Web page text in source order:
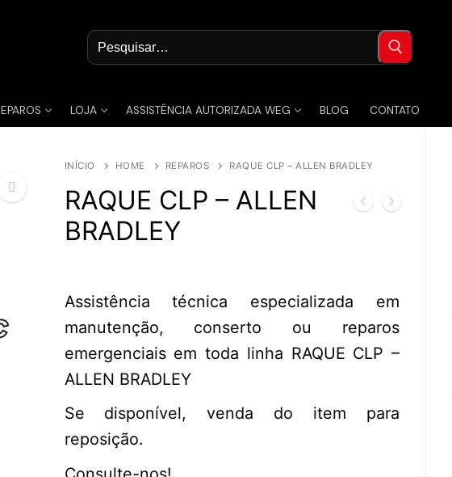
Pesquisar
por:
LOJA ASSISTÊNCIA AUTORIZADA WEG BLOG CONTATO
INÍCIO HOME REPAROS RAQUE CLP – ALLEN BRADLEY
RAQUE CLP – ALLEN
BRADLEY
Assistência técnica especializada em
manutenção, conserto ou reparos
emergenciais em toda linha RAQUE CLP –
ALLEN BRADLEY
Se disponível, venda do item para
reposição.